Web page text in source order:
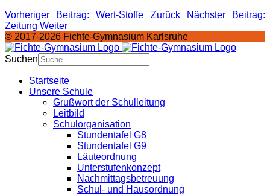
Vorheriger Beitrag: Wert-Stoffe Zurück
Nächster Beitrag:
Zeitung Weiter
© 2017-2026 Fichte-Gymnasium Karlsruhe
Suchen
Startseite
Unsere Schule
Grußwort der Schulleitung
Leitbild
Schulorganisation
Stundentafel G8
Stundentafel G9
Läuteordnung
Unterstufenkonzept
Nachmittagsbetreuung
Schul- und Hausordnung